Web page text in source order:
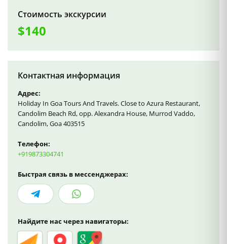
Стоимость экскурсии
$140
Контактная информация
Адрес:
Holiday In Goa Tours And Travels. Close to Azura Restaurant,
Candolim Beach Rd, opp. Alexandra House, Murrod Vaddo,
Candolim, Goa 403515
Телефон:
+919873304741
Быстрая связь в мессенджерах:
Найдите нас через навигаторы: